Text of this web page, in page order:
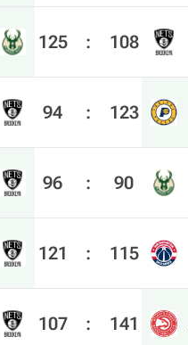
125 : 108
94 : 123
96 : 90
121 : 115
107 : 141